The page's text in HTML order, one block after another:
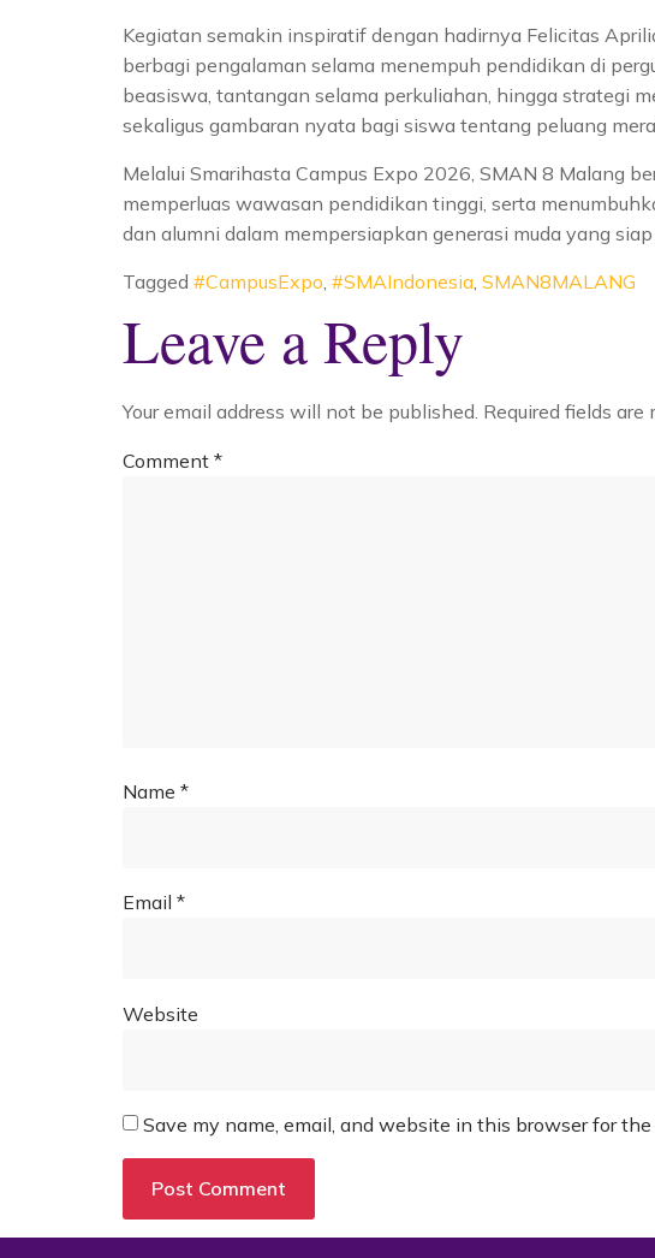
Kegiatan semakin inspiratif dengan hadirnya Felicitas
berbagi pengalaman selama menempuh pendidikan di
beasiswa, tantangan selama perkuliahan, hingga strategi
sekaligus gambaran nyata bagi siswa tentang peluang
Melalui Smarihasta Campus Expo 2026, SMAN 8 Malang
memperluas wawasan pendidikan tinggi, serta
dan alumni dalam mempersiapkan generasi muda yang
Tagged #CampusExpo #SMAIndonesia SMAN8MALANG
Leave a Reply
Your email address will not be published. Required fields are
Comment *
Name *
Email *
Website
Save my name, email, and website in this browser for